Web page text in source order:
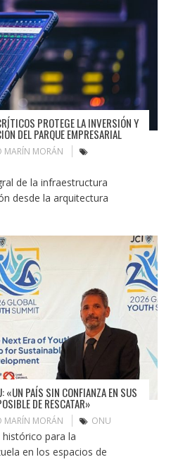
PROTEGE LA INVERSIÓN Y
DEL PARQUE EMPRESARIAL
MARÍN MORÁN
de la infraestructura
desde la arquitectura
«UN PAÍS SIN CONFIANZA EN SUS
DE RESCATAR»
MARÍN MORÁN ONU
para la
en los espacios de